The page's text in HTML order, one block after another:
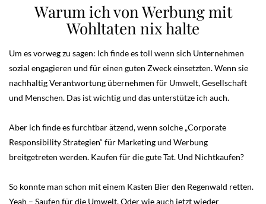
Warum ich von Werbung mit
Wohltaten nix halte
Um es vorweg zu sagen: Ich finde es toll wenn sich Unternehmen
sozial engagieren und für einen guten Zweck einsetzten. Wenn sie
nachhaltig Verantwortung übernehmen für Umwelt, Gesellschaft
und Menschen. Das ist wichtig und das unterstütze ich auch.
Aber ich finde es furchtbar ätzend, wenn solche „Corporate
Responsibility Strategien“ für Marketing und Werbung
breitgetreten werden. Kaufen für die gute Tat. Und Nichtkaufen?
So konnte man schon mit einem Kasten Bier den Regenwald retten.
Yeah – Saufen für die Umwelt. Oder wie auch jetzt wieder